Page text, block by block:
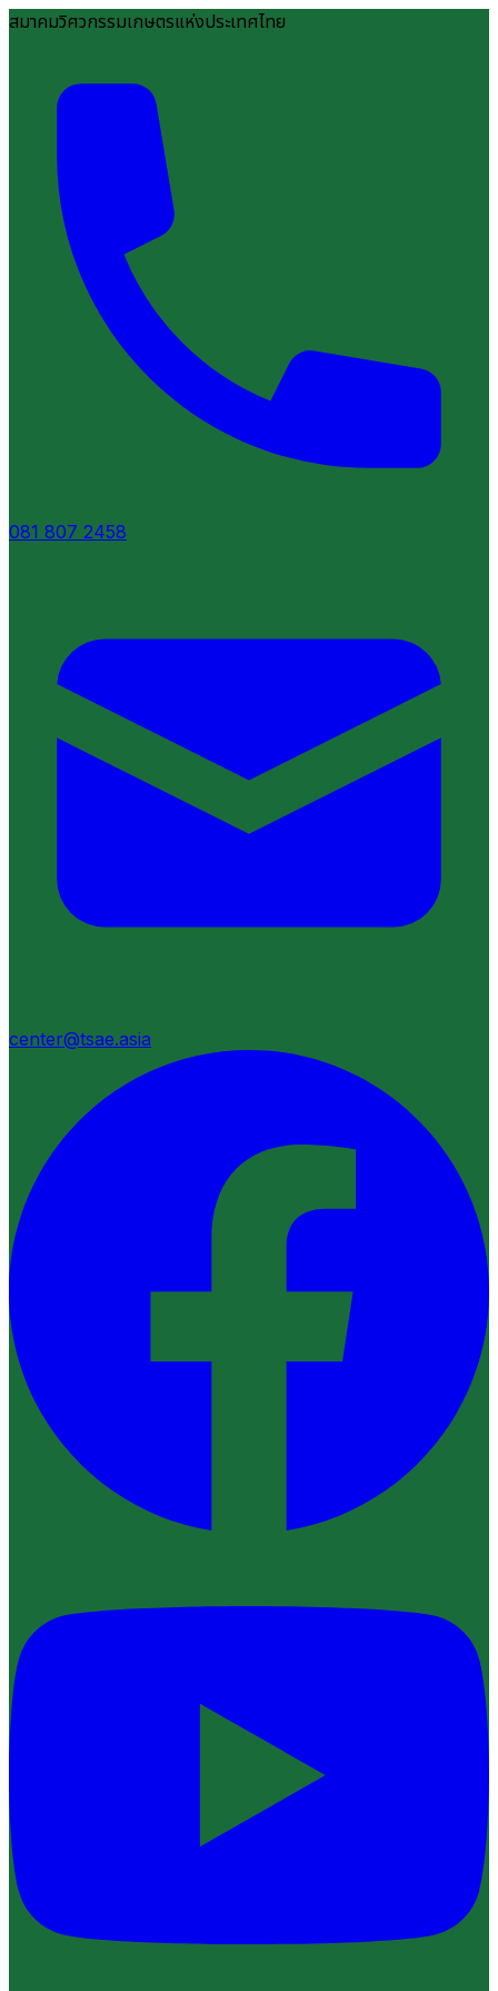
สมาคมวิศวกรรมเกษตรแห่งประเทศไทย
081 807 2458
center@tsae.asia